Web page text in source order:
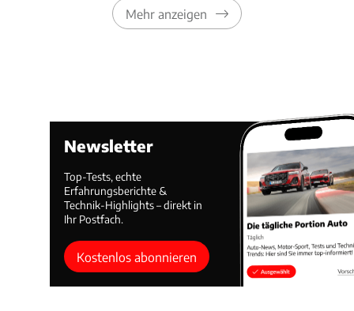
Mehr anzeigen
Newsletter
Top-Tests, echte
Erfahrungsberichte &
Technik-Highlights – direkt in
Ihr Postfach.
Kostenlos abonnieren